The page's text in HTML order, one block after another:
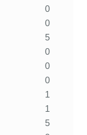
0
0
5
0
0
0
1
1
5